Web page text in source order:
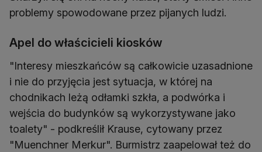
problemy spowodowane przez pijanych ludzi.
Apel do właścicieli kiosków
"Interesy mieszkańców są całkowicie uzasadnione
i nie do przyjęcia jest sytuacja, w której na
chodnikach leżą odłamki szkła, a podwórka i
wejścia do budynków są wykorzystywane jako
toalety" - podkreślił Krause, cytowany przez
"Muenchner Merkur". Burmistrz zaapelował też do